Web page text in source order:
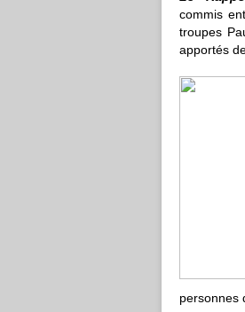
commis
troupes
apportés
personnes